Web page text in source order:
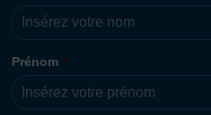
Prénom *